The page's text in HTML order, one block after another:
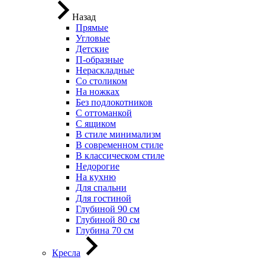
Назад
Прямые
Угловые
Детские
П-образные
Нераскладные
Со столиком
На ножках
Без подлокотников
С оттоманкой
С ящиком
В стиле минимализм
В современном стиле
В классическом стиле
Недорогие
На кухню
Для спальни
Для гостиной
Глубиной 90 см
Глубиной 80 см
Глубина 70 см
Кресла